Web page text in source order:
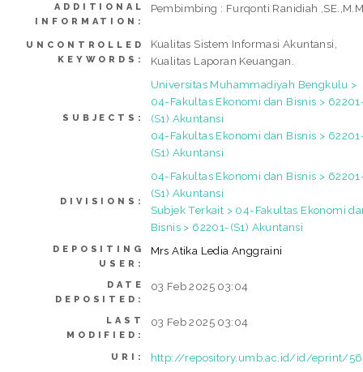
ADDITIONAL
INFORMATION:
Pembimbing : Furqonti Ranidiah
UNCONTROLLED
KEYWORDS:
Kualitas Sistem Informasi Akuntansi,
Kualitas Laporan Keuangan.
SUBJECTS:
Universitas Muhammadiyah Bengkulu >
04-Fakultas Ekonomi dan Bisnis >
(S1) Akuntansi
04-Fakultas Ekonomi dan Bisnis >
(S1) Akuntansi
DIVISIONS:
04-Fakultas Ekonomi dan Bisnis >
(S1) Akuntansi
Subjek Terkait > 04-Fakultas Ekonomi
Bisnis > 62201-(S1) Akuntansi
DEPOSITING
USER:
Mrs Atika Ledia Anggraini
DATE
DEPOSITED:
03 Feb 2025 03:04
LAST
MODIFIED:
03 Feb 2025 03:04
URI: http://repository.umb.ac.id/id/eprint/